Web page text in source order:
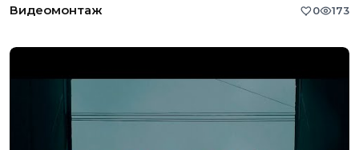
Видеомонтаж 0 173